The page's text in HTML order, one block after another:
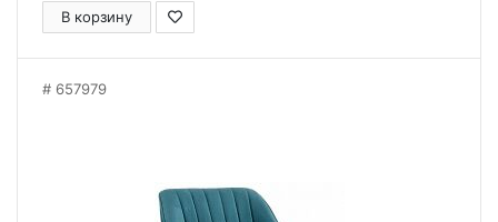
В корзину
657979